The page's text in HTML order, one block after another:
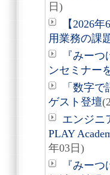
日)
【2026
用業務の課
『みー
ンセミナー
「数字
ゲスト登壇
エンジニ
PLAY
年03日)
『みー